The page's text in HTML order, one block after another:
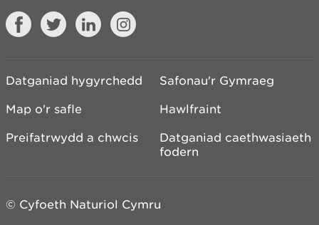
Datganiad hygyrchedd
Safonau'r Gymraeg
Map o'r safle
Hawlfraint
Preifatrwydd a chwcis
Datganiad caethwasiaeth
fodern
© Cyfoeth Naturiol Cymru